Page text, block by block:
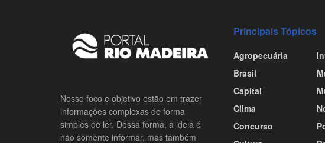
Nosso foco e objetivo estão em trazer
informações complexas de forma
simples de ler. Dessa forma, a ideia é
não somente informar, mas também
Principais Tópicos
Agropecuária
Brasil
Capital
Clima
Concurso